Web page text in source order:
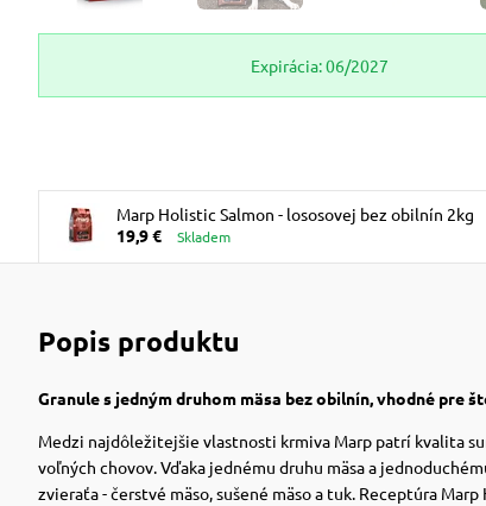
Expirácia: 06/2027
Marp Holistic Salmon - lososovej bez obilnín 2kg
19,9 €
Skladem
Popis produktu
Granule s jedným druhom mäsa bez obilnín, vhodné pre
Medzi najdôležitejšie vlastnosti krmiva Marp patrí kvalita
voľných chovov. Vďaka jednému druhu mäsa a
zvieraťa - čerstvé mäso, sušené mäso a tuk. Receptúra